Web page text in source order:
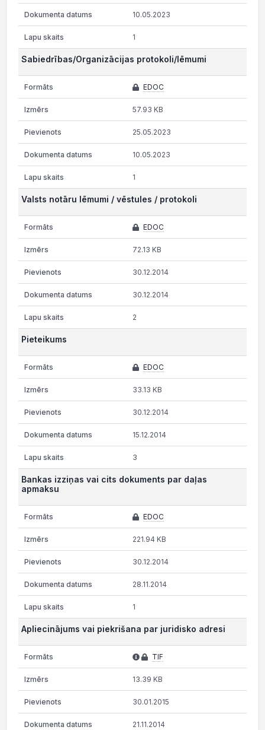
10.05.2023
1
Sabiedrības/Organizācijas protokoli/lēmumi
EDOC
57.93 KB
25.05.2023
10.05.2023
1
Valsts notāru lēmumi / vēstules / protokoli
EDOC
72.13 KB
30.12.2014
30.12.2014
2
Pieteikums
EDOC
33.13 KB
30.12.2014
15.12.2014
3
Bankas izziņas vai cits dokuments par daļas
apmaksu
EDOC
221.94 KB
30.12.2014
28.11.2014
1
Apliecinājums vai piekrišana par juridisko adresi
TIF
13.39 KB
30.01.2015
21.11.2014